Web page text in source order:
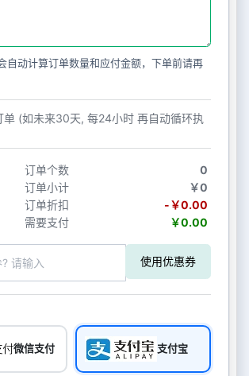
自动计算订单数量和应付金额，下单前请再
单 (如未来30天, 每24小时 再自动循环执
订单个数
0
订单小计
￥0
订单折扣
-￥0.00
需要支付
￥0.00
使用优惠券
微信支付 支付宝